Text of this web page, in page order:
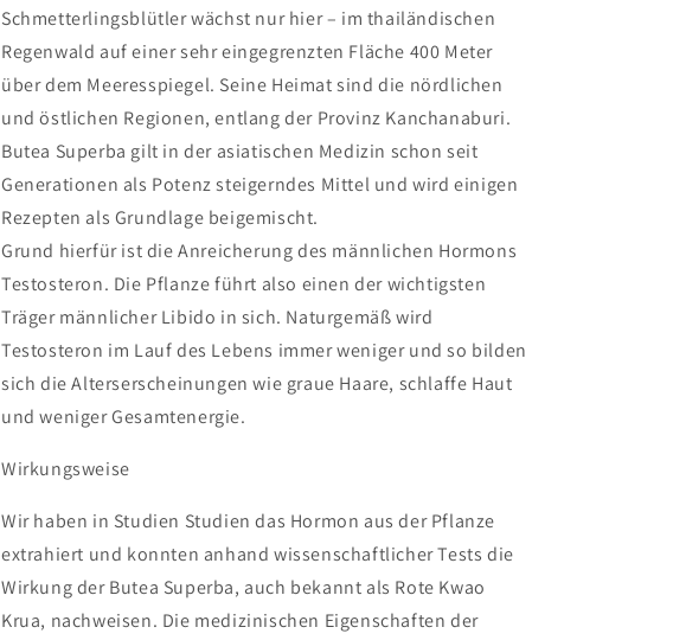
Schmetterlingsblütler wächst nur hier – im thailändischen
Regenwald auf einer sehr eingegrenzten Fläche 400 Meter
über dem Meeresspiegel. Seine Heimat sind die nördlichen
und östlichen Regionen, entlang der Provinz Kanchanaburi.
Butea Superba gilt in der asiatischen Medizin schon seit
Generationen als Potenz steigerndes Mittel und wird einigen
Rezepten als Grundlage beigemischt.
Grund hierfür ist die Anreicherung des männlichen Hormons
Testosteron. Die Pflanze führt also einen der wichtigsten
Träger männlicher Libido in sich. Naturgemäß wird
Testosteron im Lauf des Lebens immer weniger und so bilden
sich die Alterserscheinungen wie graue Haare, schlaffe Haut
und weniger Gesamtenergie.
Wirkungsweise
Wir haben in Studien Studien das Hormon aus der Pflanze
extrahiert und konnten anhand wissenschaftlicher Tests die
Wirkung der Butea Superba, auch bekannt als Rote Kwao
Krua, nachweisen. Die medizinischen Eigenschaften der